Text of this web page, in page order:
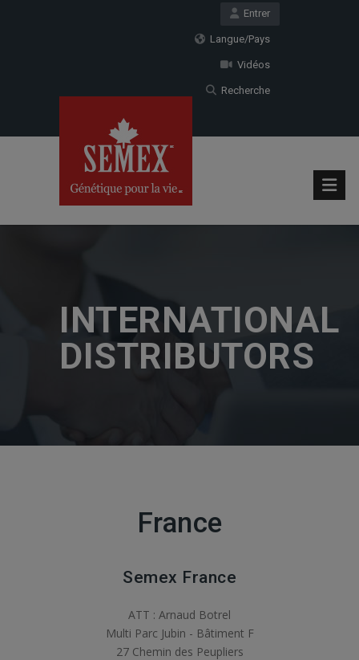
Entrer
Langue/Pays
Vidéos
Recherche
INTERNATIONAL
DISTRIBUTORS
France
Semex France
ATT : Arnaud Botrel
Multi Parc Jubin - Bâtiment F
27 Chemin des Peupliers